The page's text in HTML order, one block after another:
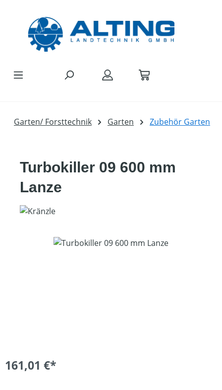
Garten/ Forsttechnik Garten Zubehör Garten
Turbokiller 09 600 mm
Lanze
Bildergalerie überspringen
161,01 €*